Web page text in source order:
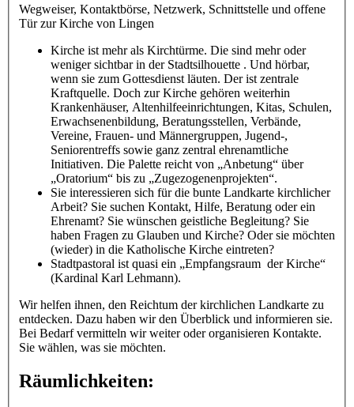
Wegweiser, Kontaktbörse, Netzwerk, Schnittstelle und offene
Tür zur Kirche von Lingen
Kirche ist mehr als Kirchtürme. Die sind mehr oder
weniger sichtbar in der Stadtsilhouette . Und hörbar,
wenn sie zum Gottesdienst läuten. Der ist zentrale
Kraftquelle. Doch zur Kirche gehören weiterhin
Krankenhäuser, Altenhilfeeinrichtungen, Kitas, Schulen,
Erwachsenenbildung, Beratungsstellen, Verbände,
Vereine, Frauen- und Männergruppen, Jugend-,
Seniorentreffs sowie ganz zentral ehrenamtliche
Initiativen. Die Palette reicht von „Anbetung“ über
„Oratorium“ bis zu „Zugezogenenprojekten“.
Sie interessieren sich für die bunte Landkarte kirchlicher
Arbeit? Sie suchen Kontakt, Hilfe, Beratung oder ein
Ehrenamt? Sie wünschen geistliche Begleitung? Sie
haben Fragen zu Glauben und Kirche? Oder sie möchten
(wieder) in die Katholische Kirche eintreten?
Stadtpastoral ist quasi ein „Empfangsraum der Kirche“
(Kardinal Karl Lehmann).
Wir helfen ihnen, den Reichtum der kirchlichen Landkarte zu
entdecken. Dazu haben wir den Überblick und informieren sie.
Bei Bedarf vermitteln wir weiter oder organisieren Kontakte.
Sie wählen, was sie möchten.
Räumlichkeiten: